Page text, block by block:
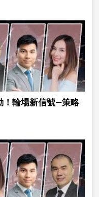
！輪場新信號—策略